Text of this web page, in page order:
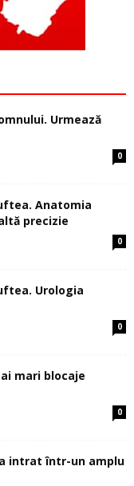
Urmează
0
Anatomia
precizie
0
Urologia
0
mari blocaje
0
intrat într-un amplu